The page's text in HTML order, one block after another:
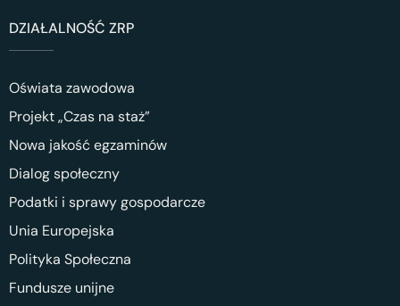
DZIAŁALNOŚĆ ZRP
Oświata zawodowa
Projekt „Czas na staż”
Nowa jakość egzaminów
Dialog społeczny
Podatki i sprawy gospodarcze
Unia Europejska
Polityka Społeczna
Fundusze unijne